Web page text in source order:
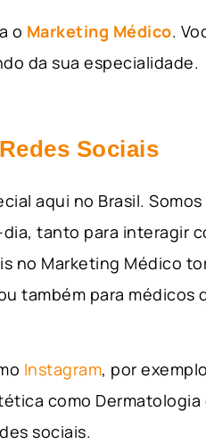
o Marketing Médico.
da sua especialidade.
Redes Sociais
aqui no Brasil.
tanto para interagir
no Marketing Médico
também para médicos
Instagram, por
como
sociais.